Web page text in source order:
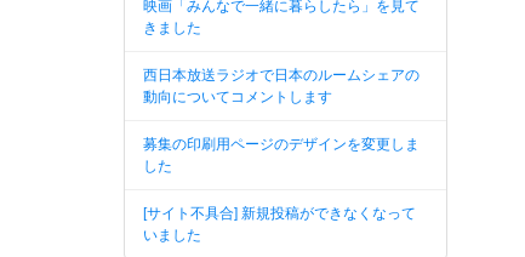
映画「みんなで一緒に暮らしたら」を見て
きました
西日本放送ラジオで日本のルームシェアの
動向についてコメントします
募集の印刷用ページのデザインを変更しま
した
[サイト不具合] 新規投稿ができなくなって
いました